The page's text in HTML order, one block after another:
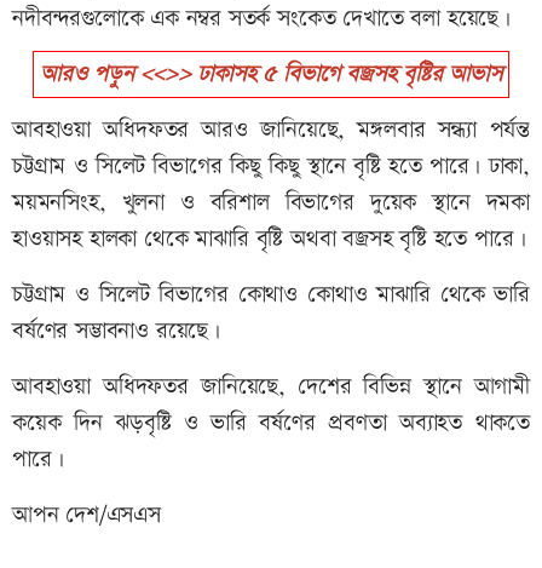
নদীবন্দরগুলোকে এক নম্বর সতর্ক সংকেত দেখাতে বলা হয়েছে।
আরও পড়ুন <<>> ঢাকাসহ ৫ বিভাগে বজ্রসহ বৃষ্টির আভাস
আবহাওয়া অধিদফতর আরও জানিয়েছে, মঙ্গলবার সন্ধ্যা পর্যন্ত
চট্টগ্রাম ও সিলেট বিভাগের কিছু কিছু স্থানে বৃষ্টি হতে পারে। ঢাকা,
ময়মনসিংহ, খুলনা ও বরিশাল বিভাগের দুয়েক স্থানে দমকা
হাওয়াসহ হালকা থেকে মাঝারি বৃষ্টি অথবা বজ্রসহ বৃষ্টি হতে পারে।
চট্টগ্রাম ও সিলেট বিভাগের কোথাও কোথাও মাঝারি থেকে ভারি
বর্ষণের সম্ভাবনাও রয়েছে।
আবহাওয়া অধিদফতর জানিয়েছে, দেশের বিভিন্ন স্থানে আগামী
কয়েক দিন ঝড়বৃষ্টি ও ভারি বর্ষণের প্রবণতা অব্যাহত থাকতে
পারে।
আপন দেশ/এসএস